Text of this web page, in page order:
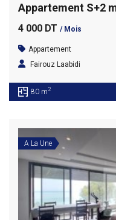
Appartement S+2
4 000 DT / Mois
Appartement
Fairouz Laabidi
80 m2
A La Une